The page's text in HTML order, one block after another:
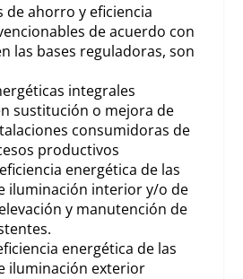
de ahorro y eficiencia
de acuerdo con
las bases reguladoras, son
integrales
sustitución o mejora de
consumidoras de
productivos
energética de las
iluminación interior y/o de
y manutención de
energética de las
iluminación exterior